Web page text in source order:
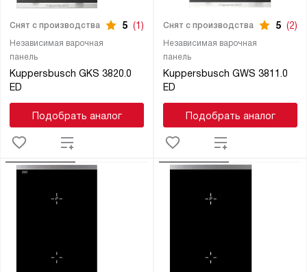
Независимая варочная
панель
Kuppersbusch GKS 3820.0
ED
Снят с производства 5 (1)
Подобрать аналог
Независимая варочная
панель
Kuppersbusch GWS 3811.0
ED
Снят с производства 5 (2)
Подобрать аналог